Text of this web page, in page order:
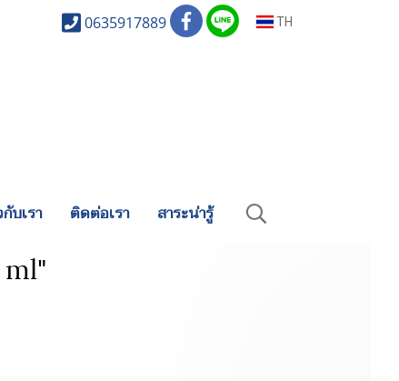
0635917889 TH
บเรา ติดต่อเรา สาระน่ารู้